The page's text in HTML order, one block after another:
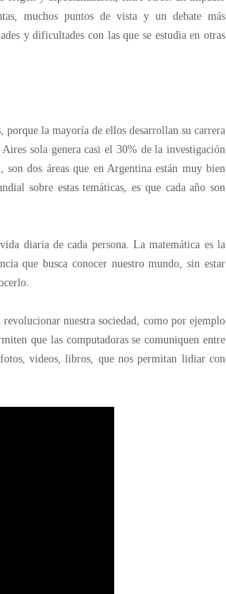
muchos puntos de vista y un debate más
y dificultades con las que se estudia en otras
la mayoría de ellos desarrollan su carrera
sola genera casi el 30% de la investigación
dos áreas que en Argentina están muy bien
sobre estas temáticas, es que cada año son
diaria de cada persona. La matemática es la
que busca conocer nuestro mundo, sin estar
nuestra sociedad, como por ejemplo
que las computadoras se comuniquen entre
videos, libros, que nos permitan lidiar con